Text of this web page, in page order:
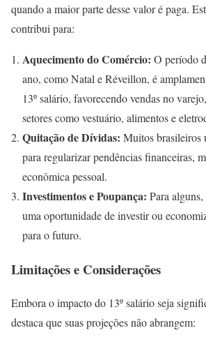
quando a maior parte desse valor é paga.
contribui para:
Aquecimento do Comércio: O período
ano, como Natal e Réveillon, é
13º salário, favorecendo vendas no
setores como vestuário, alimentos e
Quitação de Dívidas: Muitos brasileiros
para regularizar pendências financeiras,
econômica pessoal.
Investimentos e Poupança: Para
uma oportunidade de investir ou
para o futuro.
Limitações e Considerações
Embora o impacto do 13º salário seja
destaca que suas projeções não abrangem: